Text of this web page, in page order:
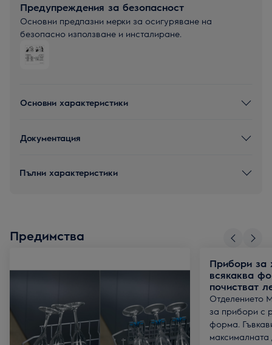
Предупреждения за безопасност
Основни предпазни мерки за осигуряване на
безопасно използване и инсталиране.
Основни характеристики
Документация
Пълни характеристики
Предимства
Прибори за
всякаква
почистват
Отделението
за прибори с
форма.